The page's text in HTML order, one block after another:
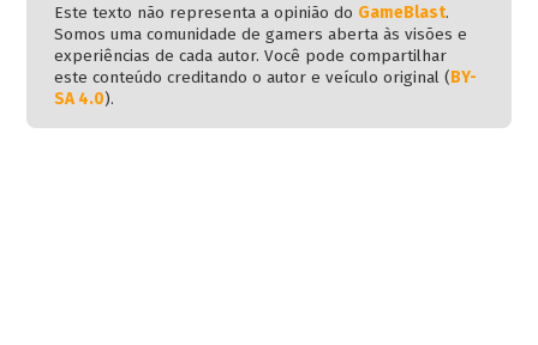
Este texto não representa a opinião do GameBlast.
Somos uma comunidade de gamers aberta às visões e
experiências de cada autor. Você pode compartilhar
este conteúdo creditando o autor e veículo original (BY-
SA 4.0).